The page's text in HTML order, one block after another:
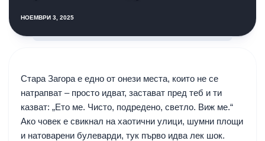
НОЕМВРИ 3, 2025
Стара Загора е едно от онези места, които не се
натрапват – просто идват, застават пред теб и ти
казват: „Ето ме. Чисто, подредено, светло. Виж ме.“
Ако човек е свикнал на хаотични улици, шумни площи
и натоварени булеварди, тук първо идва лек шок.